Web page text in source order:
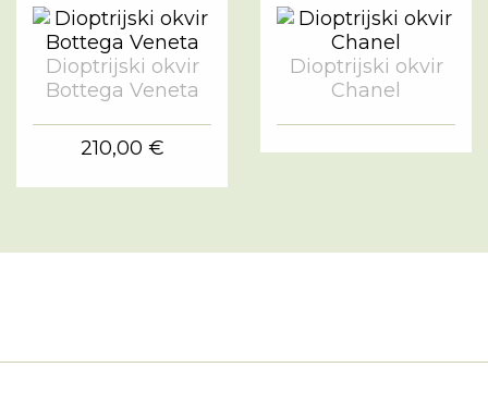
Dioptrijski okvir
Bottega Veneta
210,00 €
Dioptrijski okvir
Chanel